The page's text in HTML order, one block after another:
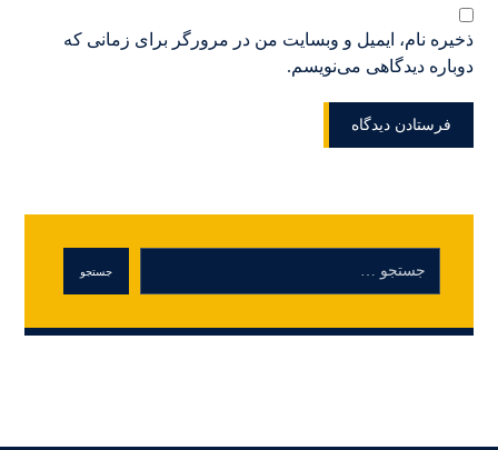
ذخیره نام، ایمیل و وبسایت من در مرورگر برای زمانی که
دوباره دیدگاهی می‌نویسم.